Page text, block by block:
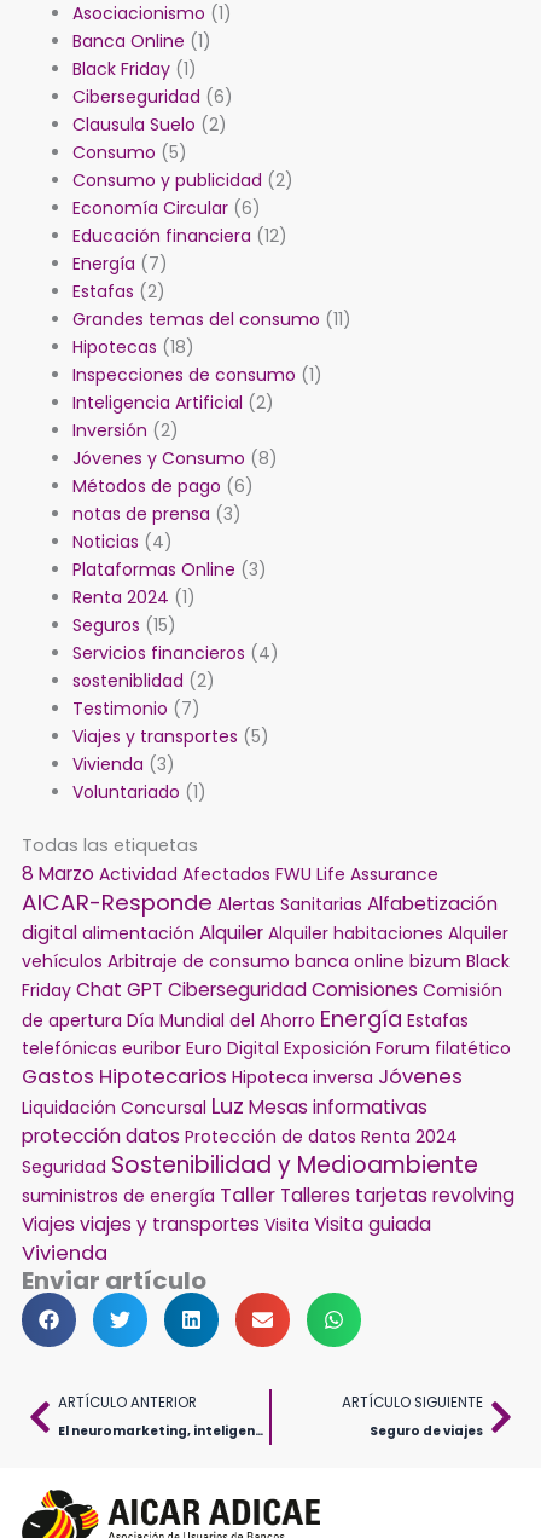
Asociacionismo (1)
Banca Online (1)
Black Friday(1)
Ciberseguridad (6)
Clausula Suelo (2)
Consumo (5)
Consumo y publicidad (2)
Economía Circular(6)
Educación financiera (12)
Energía (7)
Estafas (2)
Grandes temas del consumo (11)
Hipotecas (18)
Inspecciones de consumo (1)
Inteligencia Artificial (2)
Inversión (2)
Jóvenes y Consumo (8)
Métodos de pago (6)
notas de prensa (3)
Noticias (4)
Plataformas Online (3)
Renta 2024 (1)
Seguros (15)
Servicios financieros (4)
sosteniblidad (2)
Testimonio (7)
Viajes y transportes (5)
Vivienda (3)
Voluntariado (1)
Todas las etiquetas
8 Marzo Actividad Afectados FWU Life Assurance
AICAR-Responde Alertas Sanitarias Alfabetización
digital alimentación Alquiler Alquiler habitaciones Alquiler
vehículos Arbitraje de consumo banca online bizum Black
Friday Chat GPT CiberseguridadComisiones Comisión
de apertura Día Mundial del Ahorro Energía Estafas
telefónicas euribor Euro Digital Exposición Forum filatético
Gastos Hipotecarios Hipoteca inversa Jóvenes
Liquidación Concursal Luz Mesas informativas
protección datos Protección de datos Renta 2024
Seguridad Sostenibilidad y Medioambiente
suministros de energía Taller Talleres tarjetas revolving
Viajes viajes y transportes Visita Visita guiada
Vivienda
Enviar artículo
AntARTÍCULO ANTERIOR
El neuromarketing, inteligencia artificial (IA) y los consumidores
ARTÍCULO SIGUIENTE
Seguro de viajes